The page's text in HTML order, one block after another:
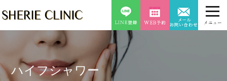
ハイフシャワー